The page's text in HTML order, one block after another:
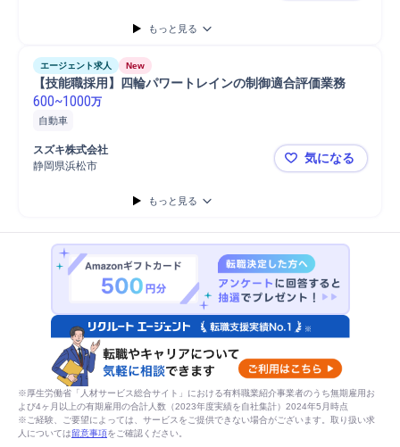
もっと見る
エージェント求人 New
【技能職採用】四輪パワートレインの制御適合評価業務
600~1000万
自動車
スズキ株式会社
静岡県浜松市
【技能職採
気になる
もっと見る
※厚生労働省「人材サービス総合サイト」における有料職業紹介事業者のうち無期雇用お
よび4ヶ月以上の有期雇用の合計人数（2023年度実績を自社集計）2024年5月時点
※ご経験、ご要望によっては、サービスをご提供できない場合がございます。取り扱い求
人については留意事項をご確認ください。